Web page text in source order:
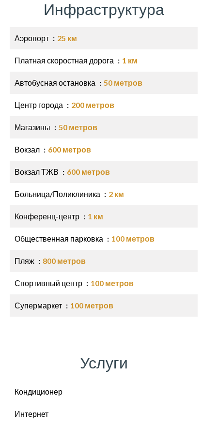
Инфраструктура
Аэропорт 25 км
Платная скоростная дорога 1 км
Автобусная остановка 50 метров
Центр города 200 метров
Магазины 50 метров
Вокзал 600 метров
Вокзал ТЖВ 600 метров
Больница/Поликлиника 2 км
Конференц-центр 1 км
Общественная парковка 100 метров
Пляж 800 метров
Спортивный центр 100 метров
Супермаркет 100 метров
Услуги
Кондиционер
Интернет